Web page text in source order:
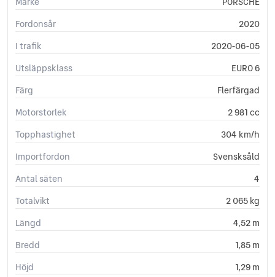
Fordonsår
2020
I trafik
2020-06-05
Utsläppsklass
EURO 6
Färg
Flerfärgad
Motorstorlek
2 981 cc
Topphastighet
304 km/h
Importfordon
Svensksåld
Antal säten
4
Totalvikt
2 065 kg
Längd
4,52 m
Bredd
1,85 m
Höjd
1,29 m